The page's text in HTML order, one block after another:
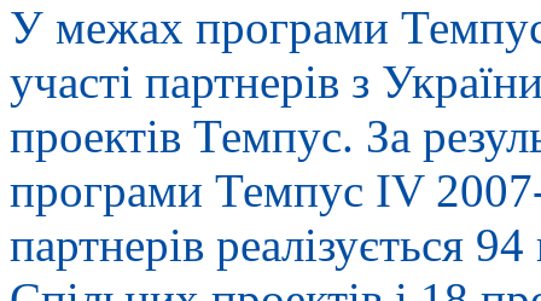
У межах програми
участі партнерів з
проектів Темпус. За
програми Темпус IV
партнерів реалізується